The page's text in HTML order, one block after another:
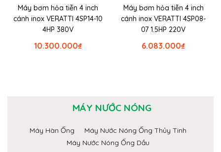
Máy bơm hỏa tiễn 4 inch
cánh inox VERATTI 4SP14-10
4HP 380V
₫
10.300.000
Máy bơm hỏa tiễn 4 inch
cánh inox VERATTI 4SP08-
07 1.5HP 220V
₫
6.083.000
MÁY NƯỚC NÓNG
Máy Hàn Ống
Máy Nước Nóng Ống Thủy Tinh
Máy Nước Nóng Ống Dầu